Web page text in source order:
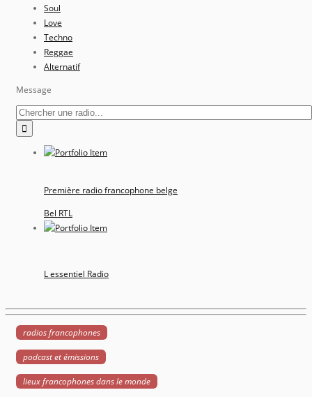
Soul
Love
Techno
Reggae
Alternatif
Message
Première radio francophone belge
Bel RTL
L essentiel Radio
radios francophones
podcast et émissions
lieux francophones dans le monde